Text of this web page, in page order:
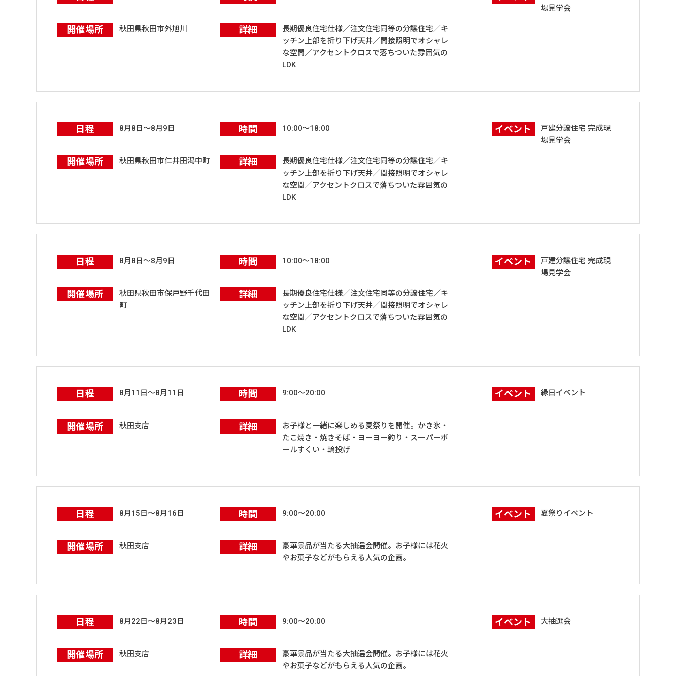
場見学会
開催場所 秋田県秋田市外旭川 詳細
長期優良住宅仕様／注文住宅同等の分譲住宅／キ
ッチン上部を折り下げ天井／間接照明でオシャレ
な空間／アクセントクロスで落ちついた雰囲気の
LDK
日程 8月8日～8月9日 時間 10:00～18:00 イベント
戸建分譲住宅 完成現
場見学会
開催場所 秋田県秋田市仁井田潟中町 詳細
長期優良住宅仕様／注文住宅同等の分譲住宅／キ
ッチン上部を折り下げ天井／間接照明でオシャレ
な空間／アクセントクロスで落ちついた雰囲気の
LDK
日程 8月8日～8月9日 時間 10:00～18:00 イベント
戸建分譲住宅 完成現
場見学会
開催場所
秋田県秋田市保戸野千代田
町
詳細
長期優良住宅仕様／注文住宅同等の分譲住宅／キ
ッチン上部を折り下げ天井／間接照明でオシャレ
な空間／アクセントクロスで落ちついた雰囲気の
LDK
日程 8月11日～8月11日 時間 9:00～20:00 イベント 縁日イベント
開催場所 秋田支店 詳細
お子様と一緒に楽しめる夏祭りを開催。かき氷・
たこ焼き・焼きそば・ヨーヨー釣り・スーパーボ
ールすくい・輪投げ
日程 8月15日～8月16日 時間 9:00～20:00 イベント 夏祭りイベント
開催場所 秋田支店 詳細
豪華景品が当たる大抽選会開催。お子様には花火
やお菓子などがもらえる人気の企画。
日程 8月22日～8月23日 時間 9:00～20:00 イベント 大抽選会
開催場所 秋田支店 詳細
豪華景品が当たる大抽選会開催。お子様には花火
やお菓子などがもらえる人気の企画。